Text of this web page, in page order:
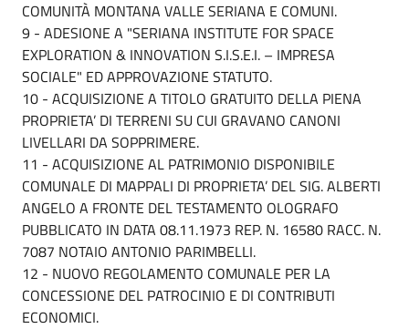
COMUNITÀ MONTANA VALLE SERIANA E COMUNI.
9 - ADESIONE A "SERIANA INSTITUTE FOR SPACE
EXPLORATION & INNOVATION S.I.S.E.I. – IMPRESA
SOCIALE" ED APPROVAZIONE STATUTO.
10 - ACQUISIZIONE A TITOLO GRATUITO DELLA PIENA
PROPRIETA’ DI TERRENI SU CUI GRAVANO CANONI
LIVELLARI DA SOPPRIMERE.
11 - ACQUISIZIONE AL PATRIMONIO DISPONIBILE
COMUNALE DI MAPPALI DI PROPRIETA’ DEL SIG. ALBERTI
ANGELO A FRONTE DEL TESTAMENTO OLOGRAFO
PUBBLICATO IN DATA 08.11.1973 REP. N. 16580 RACC. N.
7087 NOTAIO ANTONIO PARIMBELLI.
12 - NUOVO REGOLAMENTO COMUNALE PER LA
CONCESSIONE DEL PATROCINIO E DI CONTRIBUTI
ECONOMICI.